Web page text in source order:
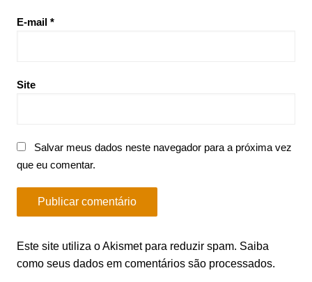
E-mail *
Site
Salvar meus dados neste navegador para a próxima vez
que eu comentar.
Este site utiliza o Akismet para reduzir spam. Saiba
como seus dados em comentários são processados.